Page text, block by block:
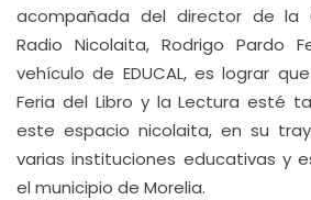
acompañada del director de la
Radio Nicolaita, Rodrigo Pardo
vehículo de EDUCAL, es lograr
Feria del Libro y la Lectura esté
este espacio nicolaita, en su
varias instituciones educativas y
el municipio de Morelia.